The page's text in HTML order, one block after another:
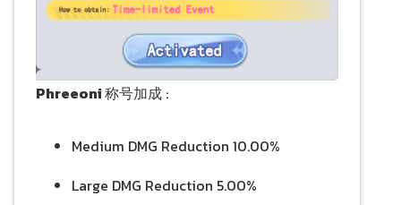
Phreeoni称号加成 :
Medium DMG Reduction 10.00%
Large DMG Reduction 5.00%